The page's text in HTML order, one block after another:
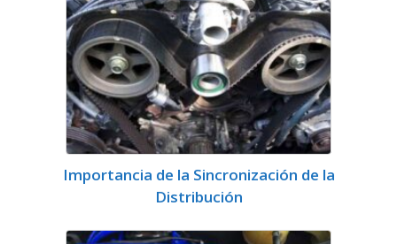
Importancia de la Sincronización de la
Distribución